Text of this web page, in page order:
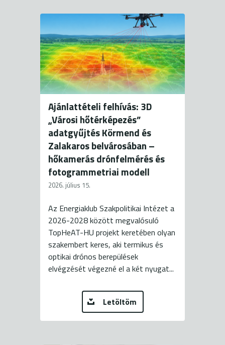
Ajánlattételi felhívás: 3D
„Városi hőtérképezés”
adatgyűjtés Körmend és
Zalakaros belvárosában –
hőkamerás drónfelmérés és
fotogrammetriai modell
2026. július 15.
Az Energiaklub Szakpolitikai Intézet a
2026-2028 között megvalósuló
TopHeAT-HU projekt keretében olyan
szakembert keres, aki termikus és
optikai drónos berepülések
elvégzését végezné el a két nyugat...
Letöltöm